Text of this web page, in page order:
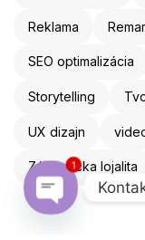
Reklama
SEO optimalizácia
Storytelling
UX dizajn
Zákaznícka lojalita
1